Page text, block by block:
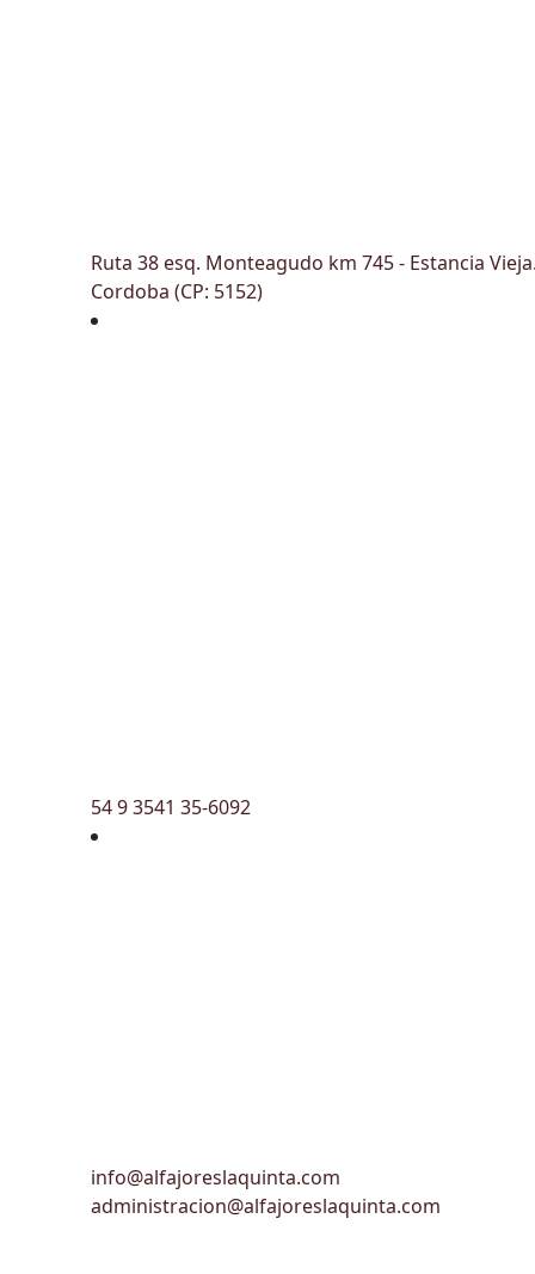
Ruta 38 esq. Monteagudo km 745 - Estancia
Cordoba (CP: 5152)
54 9 3541 35-6092
info@alfajoreslaquinta.com
administracion@alfajoreslaquinta.com